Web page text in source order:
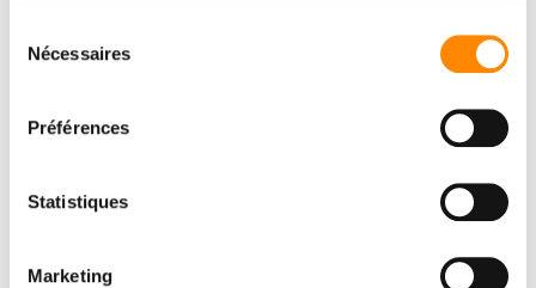
Nécessaires
Préférences
Statistiques
Marketing
Visualizza e scarica i documenti